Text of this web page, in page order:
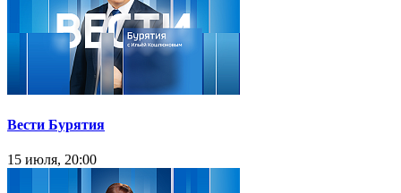
Вести Бурятия
15 июля, 20:00